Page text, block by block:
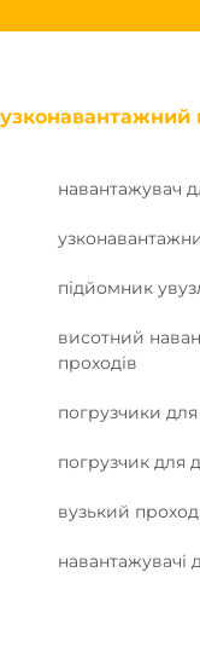
узконавантажний
навантажувач
підйомник
висотний
проходів
погрузчики
погрузчик для
вузький
навантажувачі